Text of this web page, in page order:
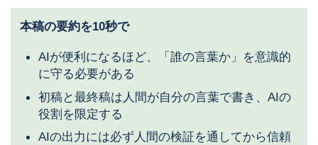
本稿の要約を10秒で
AIが便利になるほど、「誰の言葉か」を意識的
に守る必要がある
初稿と最終稿は人間が自分の言葉で書き、AIの
役割を限定する
AIの出力には必ず人間の検証を通してから信頼